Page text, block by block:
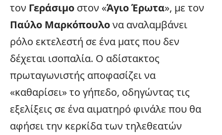
τον Γεράσιμο στον «Άγιο Έρωτα», με τον
Παύλο Μαρκόπουλονα αναλαμβάνει
ρόλο εκτελεστή σε ένα ματς που δεν
δέχεται ισοπαλία. Ο αδίστακτος
πρωταγωνιστής αποφασίζει να
«καθαρίσει» το γήπεδο, οδηγώντας τις
εξελίξεις σε ένα αιματηρό φινάλε που θα
αφήσει την κερκίδα των τηλεθεατών